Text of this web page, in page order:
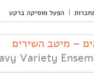
| הפעל מוסיקה ברקע
– מיטב השירים
Variety